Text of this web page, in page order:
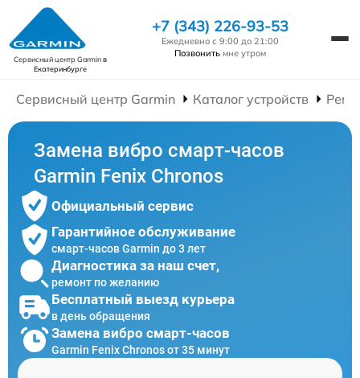
Сервисный центр Garminв
Екатеринбурге
+7 (343) 226-93-53
Ежедневно с 9:00 до 21:00
Позвонить мне утром
Сервисный центр Garmin Каталог устройств
Замена вибро смарт-часов
Garmin Fenix Chronos
Официальный сервис
Гарантийное обслуживание
смарт-часов Garmin до 3 лет
Диагностика за наш счет,
ремонт по желанию
Бесплатный выезд курьера
в день обращения
Замена вибро смарт-часов
Garmin Fenix Chronos от 35 минут